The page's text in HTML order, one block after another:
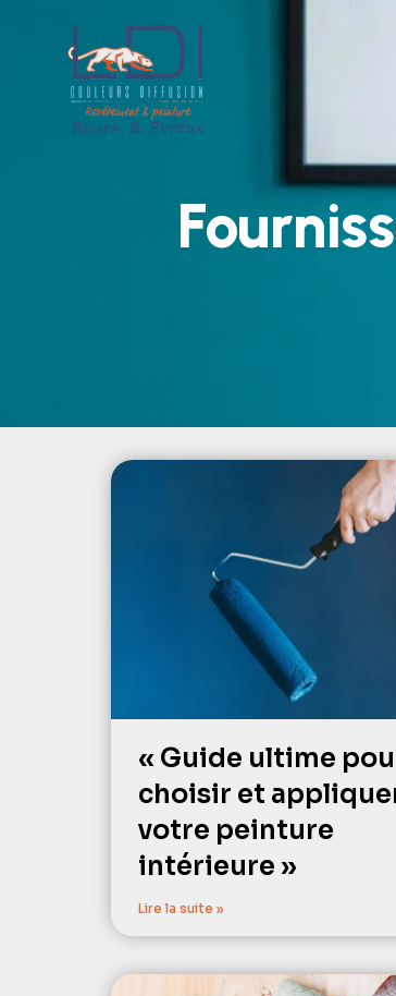
« Guide ultime
choisir et
votre peinture
intérieure »
Lire la suite »